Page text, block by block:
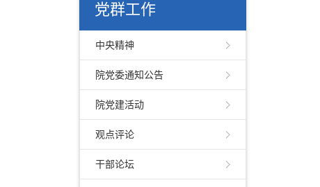
党群工作
中央精神
院党委通知公告
院党建活动
观点评论
干部论坛